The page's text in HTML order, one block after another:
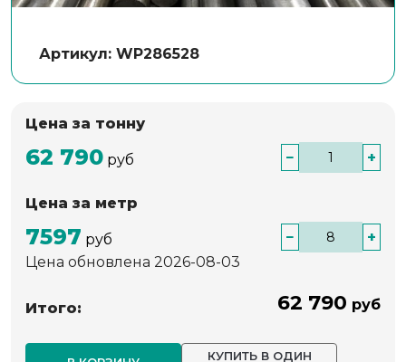
Артикул: WP286528
Цена за тонну
62 790 руб − +
Цена за метр
7597 руб −
+
Цена обновлена 2026-08-03
Итого: 62 790 руб
КУПИТЬ В ОДИН